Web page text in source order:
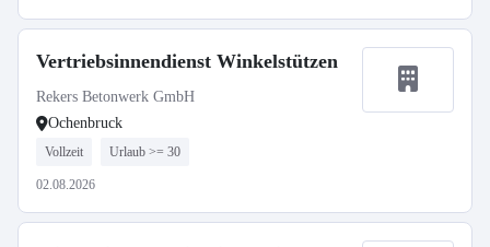
Vertriebsinnendienst Winkelstützen
Rekers Betonwerk GmbH
Ochenbruck
Vollzeit Urlaub >= 30
02.08.2026